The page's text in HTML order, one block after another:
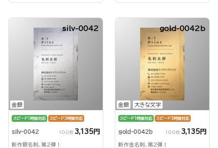
金銀
silv-0042
スピード1時間対応 スピード3時間対応
silv-0042 100枚 3,135円
新作銀名刺、第2弾！
金銀 大きな文字
gold-0042b
スピード1時間対応 スピード3時間対応
gold-0042b 100枚 3,135円
新作金名刺、第2弾！